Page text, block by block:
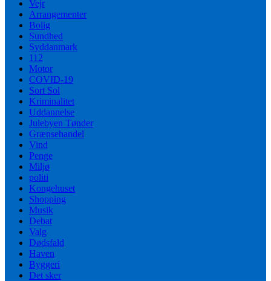
Vejr
Arrangementer
Bolig
Sundhed
Syddanmark
112
Motor
COVID-19
Sort Sol
Kriminalitet
Uddannelse
Julebyen Tønder
Grænsehandel
Vind
Penge
Miljø
politi
Kongehuset
Shopping
Musik
Debat
Valg
Dødsfald
Haven
Byggeri
Det sker